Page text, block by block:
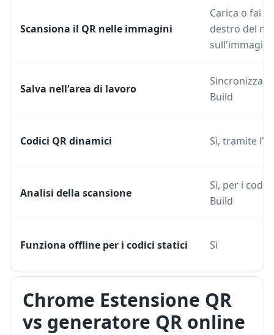
Scansiona il QR nelle immagini
Carica o fai
destro del
sull'immagine
Salva nell'area di lavoro
Sincronizza
Build
Codici QR dinamici Sì, tramite
Analisi della scansione
Sì, per i
Build
Funziona offline per i codici statici Sì
Chrome Estensione QR
vs generatore QR online